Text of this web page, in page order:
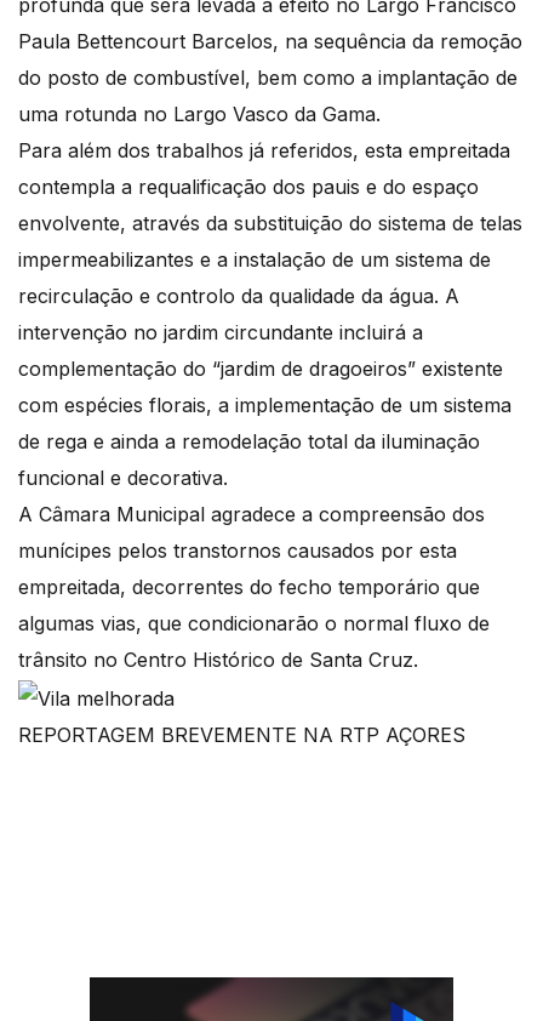
profunda que será levada a efeito no Largo Francisco
Paula Bettencourt Barcelos, na sequência da remoção
do posto de combustível, bem como a implantação de
uma rotunda no Largo Vasco da Gama.
Para além dos trabalhos já referidos, esta empreitada
contempla a requalificação dos pauis e do espaço
envolvente, através da substituição do sistema de telas
impermeabilizantes e a instalação de um sistema de
recirculação e controlo da qualidade da água. A
intervenção no jardim circundante incluirá a
complementação do “jardim de dragoeiros” existente
com espécies florais, a implementação de um sistema
de rega e ainda a remodelação total da iluminação
funcional e decorativa.
A Câmara Municipal agradece a compreensão dos
munícipes pelos transtornos causados por esta
empreitada, decorrentes do fecho temporário que
algumas vias, que condicionarão o normal fluxo de
trânsito no Centro Histórico de Santa Cruz.
REPORTAGEM BREVEMENTE NA RTP AÇORES